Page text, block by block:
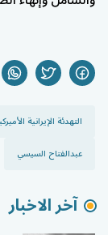
التهدئة الإيرانية
عبدالفتاح السيسي
آخر الاخبار